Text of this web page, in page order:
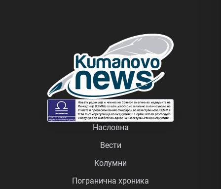
Насловна
Вести
Колумни
Погранична хроника